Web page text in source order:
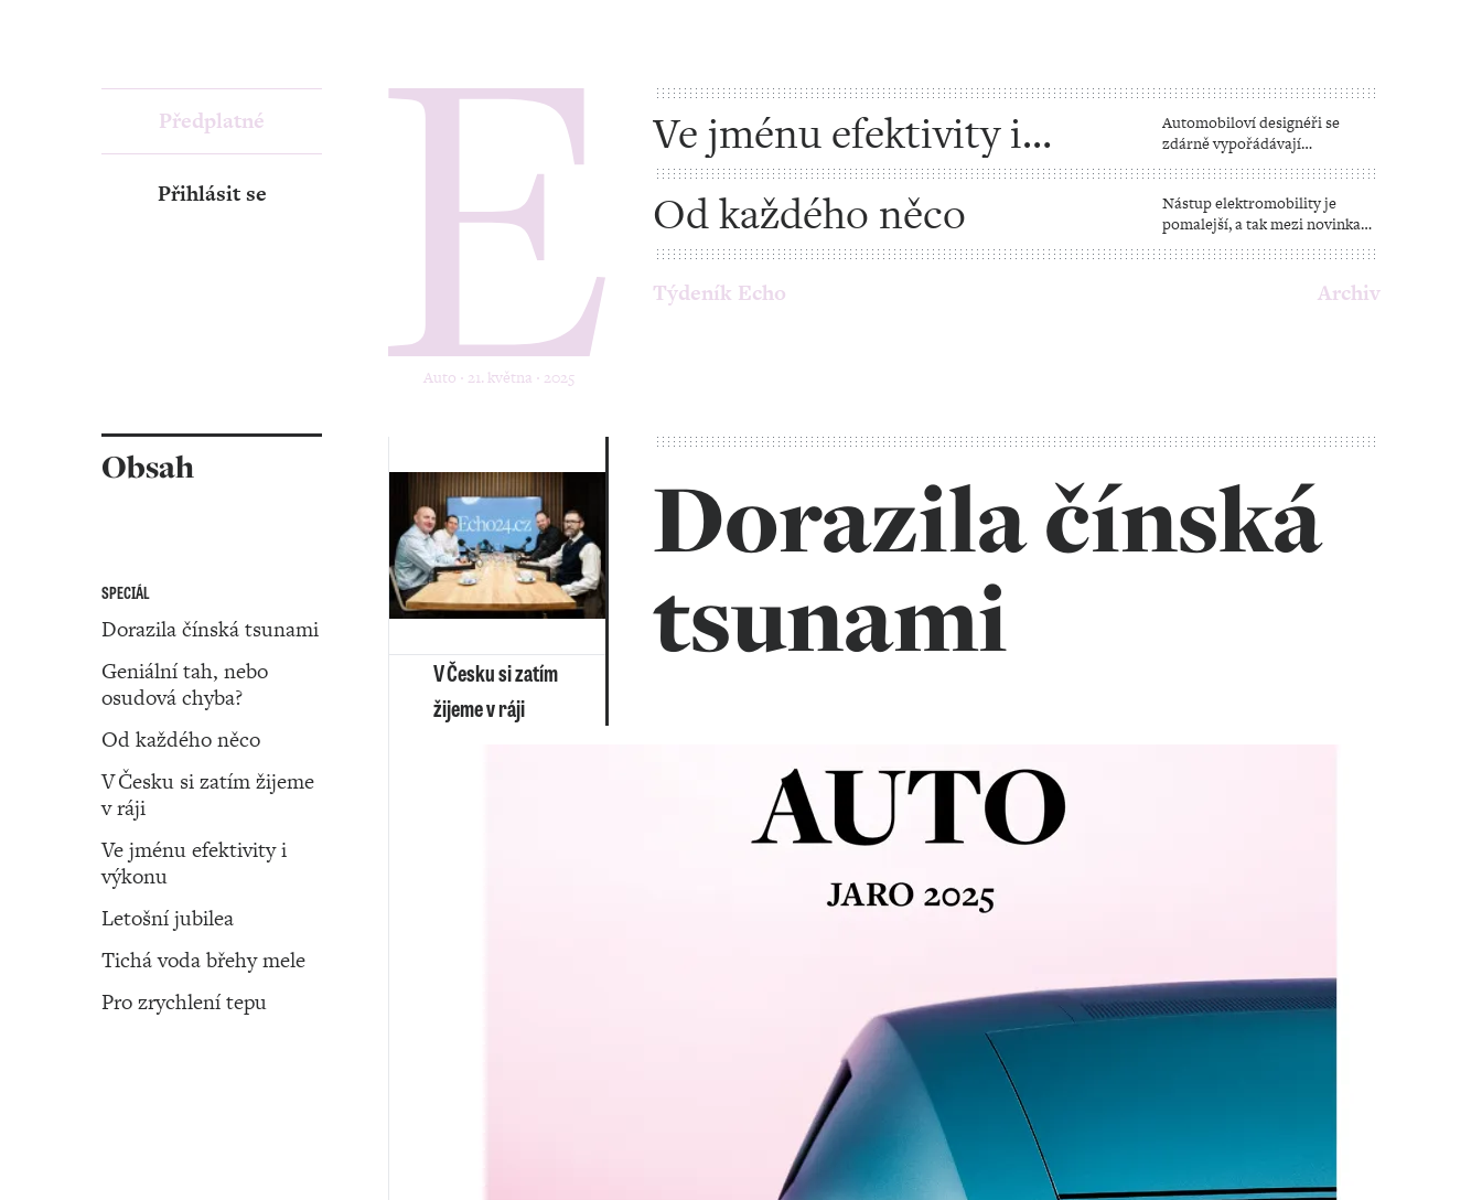
Auto ‧ 21. května ‧ 2025
Ve jménu efektivity i
výkonu
Automobiloví designéři se
zdárně vypořádávají
s aerodynamikou, naštěstí
zůstává prioritní i výkon
Od každého něco
Nástup elektromobility je
pomalejší, a tak mezi novinkami
najdeme i skvělá auta
s pohonem na naftu či benzin
Týdeník Echo Archiv
Předplatné
Přihlásit se
Obsah
SPECIÁL
Dorazila čínská tsunami
Geniální tah, nebo
osudová chyba?
Od každého něco
V Česku si zatím žijeme
v ráji
Ve jménu efektivity i
výkonu
Letošní jubilea
Tichá voda břehy mele
Pro zrychlení tepu
Dorazila čínská
tsunami
V Česku si zatím
žijeme v ráji